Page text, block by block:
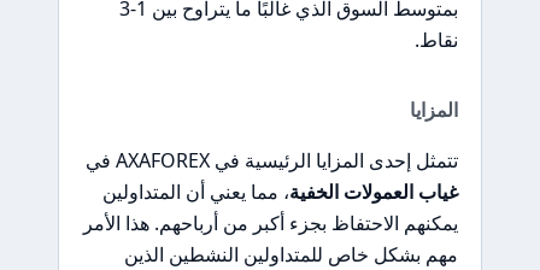
بمتوسط السوق الذي غالبًا ما يتراوح بين 1-3
نقاط.
المزايا
تتمثل إحدى المزايا الرئيسية في AXAFOREX في
غياب العمولات الخفية، مما يعني أن المتداولين
يمكنهم الاحتفاظ بجزء أكبر من أرباحهم. هذا الأمر
مهم بشكل خاص للمتداولين النشطين الذين